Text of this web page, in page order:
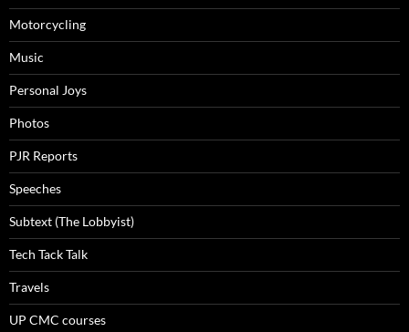
Motorcycling
Music
Personal Joys
Photos
PJR Reports
Speeches
Subtext (The Lobbyist)
Tech Tack Talk
Travels
UP CMC courses